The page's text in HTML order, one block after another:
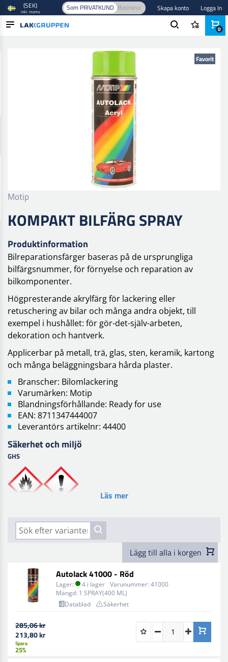
(SEK)
inkl. moms Som PRIVATKUND Business Skapa konto Logga In
Favorit
Motip
KOMPAKT BILFÄRG SPRAY
Produktinformation
Bilreparationsfärger baseras på de ursprungliga
bilfärgsnummer, för förnyelse och reparation av
bilkomponenter.
Högpresterande akrylfärg för lackering eller
retuschering av bilar och många andra objekt, till
exempel i hushållet: för gör-det-själv-arbeten,
dekoration och hantverk.
Applicerbar på metall, trä, glas, sten, keramik, kartong
och många beläggningsbara hårda plaster.
Branscher: Bilomlackering
Varumärken: Motip
Blandningsförhållande: Ready for use
EAN: 8711347444007
Leverantörs artikelnr: 44400
Säkerhet och miljö
GHS
Läs mer
Lägg till alla i korgen
Autolack 41000 - Röd
Lager: 4 i lager Varunummer: 41000
Mängd: 1 SPRAY(400 ML)
Datablad
Säkerhet
285,06 kr
213,80 kr
Spara
25%
0